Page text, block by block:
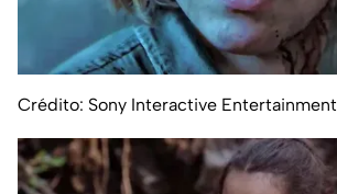
Crédito: Sony Interactive Entertainment